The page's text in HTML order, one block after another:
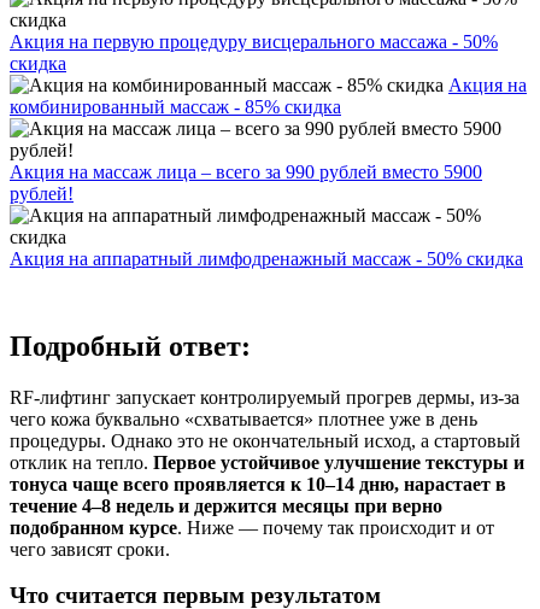
Акция на первую процедуру висцерального массажа - 50%
скидка
Акция на
комбинированный массаж - 85% скидка
Акция на массаж лица – всего за 990 рублей вместо 5900
рублей!
Акция на аппаратный лимфодренажный массаж - 50% скидка
Подробный ответ:
RF‑лифтинг запускает контролируемый прогрев дермы, из‑за
чего кожа буквально «схватывается» плотнее уже в день
процедуры. Однако это не окончательный исход, а стартовый
отклик на тепло. Первое устойчивое улучшение текстуры и
тонуса чаще всего проявляется к 10–14 дню, нарастает в
течение 4–8 недель и держится месяцы при верно
подобранном курсе. Ниже — почему так происходит и от
чего зависят сроки.
Что считается первым результатом